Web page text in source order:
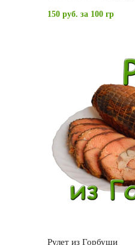
150 руб. за 100 гр
Рулет из Горбуши